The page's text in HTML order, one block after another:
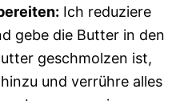
Ich reduziere
gebe die Butter in den
geschmolzen ist,
und verrühre alles